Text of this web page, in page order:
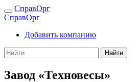
СправОрг
СправОрг
Добавить компанию
Найти
Завод «Техновесы»